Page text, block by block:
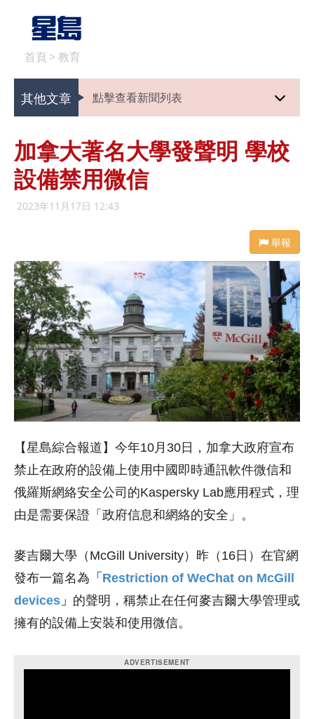
首頁 > 教育
其他文章 點擊查看新聞列表
加拿大著名大學發聲明 學校
設備禁用微信
2023年11月17日 12:43
舉報
【星島綜合報道】今年10月30日，加拿大政府宣布
禁止在政府的設備上使用中國即時通訊軟件微信和
俄羅斯網絡安全公司的Kaspersky Lab應用程式，理
由是需要保證「政府信息和網絡的安全」。
麥吉爾大學（McGill University）昨（16日）在官網
發布一篇名為 「Restriction of WeChat on McGill
devices」 的聲明，稱禁止在任何麥吉爾大學管理或
擁有的設備上安裝和使用微信。